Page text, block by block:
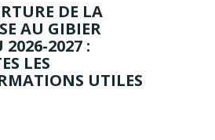
DE LA
AU GIBIER
2026-2027 :
LES
UTILES